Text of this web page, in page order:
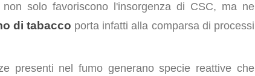
solo favoriscono l'insorgenza di CSC, ma ne
di tabacco porta infatti alla comparsa di processi
presenti nel fumo generano specie reattive che